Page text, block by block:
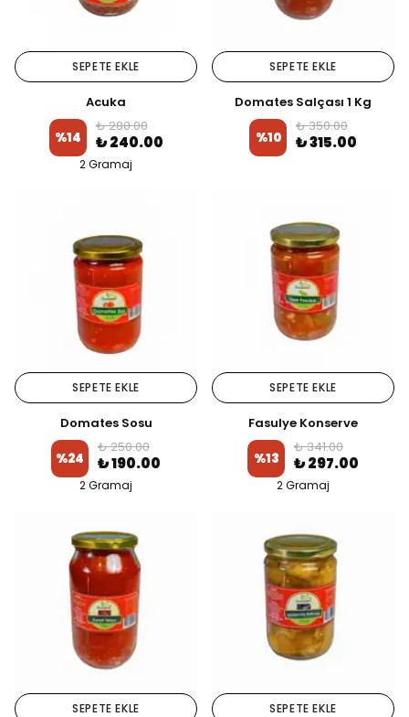
SEPETE EKLE
Acuka
%14
₺ 280.00
₺ 240.00
2 Gramaj
SEPETE EKLE
Domates Salçası 1 Kg
%10
₺ 350.00
₺ 315.00
SEPETE EKLE
Domates Sosu
%24
₺ 250.00
₺ 190.00
2 Gramaj
SEPETE EKLE
Fasulye Konserve
%13
₺ 341.00
₺ 297.00
2 Gramaj
SEPETE EKLE SEPETE EKLE